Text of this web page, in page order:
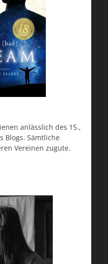
anlässlich des 15.,
Blogs. Sämtliche
Vereinen zugute.